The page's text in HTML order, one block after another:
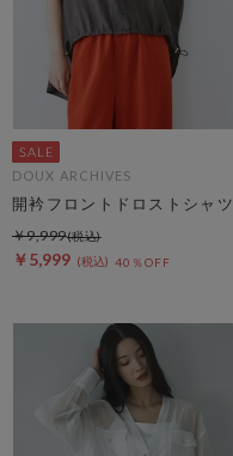
DOUX ARCHIVES
開衿フロントドロストシャツ
￥5,999 40％OFF
￥9,999